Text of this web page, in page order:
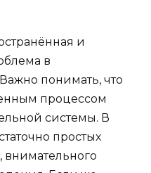
и
в
понимать, что
процессом
системы. В
простых